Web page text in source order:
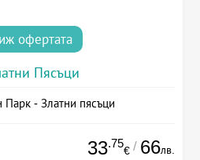
офертата
Пясъци
Парк - Златни пясъци
33.75
€ / 66лв.